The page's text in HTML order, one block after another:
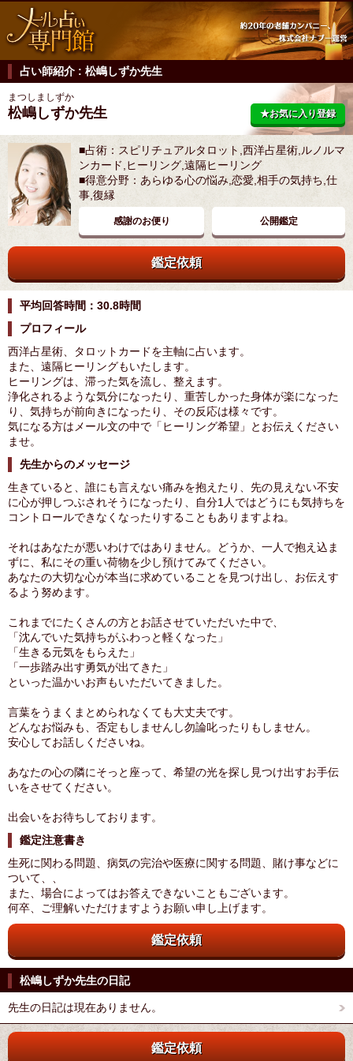
占い師紹介 : 松嶋しずか先生
まつしましずか
松嶋しずか先生 ★お気に入り登録
■占術：スピリチュアルタロット,西洋占星術,ルノルマ
ンカード,ヒーリング,遠隔ヒーリング
■得意分野：あらゆる心の悩み,恋愛,相手の気持ち,仕
事,復縁
感謝のお便り 公開鑑定
鑑定依頼
平均回答時間：30.8時間
プロフィール
西洋占星術、タロットカードを主軸に占います。
また、遠隔ヒーリングもいたします。
ヒーリングは、滞った気を流し、整えます。
浄化されるような気分になったり、重苦しかった身体が楽になった
り、気持ちが前向きになったり、その反応は様々です。
気になる方はメール文の中で「ヒーリング希望」とお伝えください
ませ。
先生からのメッセージ
生きていると、誰にも言えない痛みを抱えたり、先の見えない不安
に心が押しつぶされそうになったり、自分1人ではどうにも気持ちを
コントロールできなくなったりすることもありますよね。
それはあなたが悪いわけではありません。どうか、一人で抱え込ま
ずに、私にその重い荷物を少し預けてみてください。
あなたの大切な心が本当に求めていることを見つけ出し、お伝えす
るよう努めます。
これまでにたくさんの方とお話させていただいた中で、
「沈んでいた気持ちがふわっと軽くなった」
「生きる元気をもらえた」
「一歩踏み出す勇気が出てきた」
といった温かいお声もいただいてきました。
言葉をうまくまとめられなくても大丈夫です。
どんなお悩みも、否定もしませんし勿論叱ったりもしません。
安心してお話しくださいね。
あなたの心の隣にそっと座って、希望の光を探し見つけ出すお手伝
いをさせてください。
出会いをお待ちしております。
鑑定注意書き
生死に関わる問題、病気の完治や医療に関する問題、賭け事などに
ついて、、
また、場合によってはお答えできないこともございます。
何卒、ご理解いただけますようお願い申し上げます。
鑑定依頼
松嶋しずか先生の日記
先生の日記は現在ありません。
鑑定依頼